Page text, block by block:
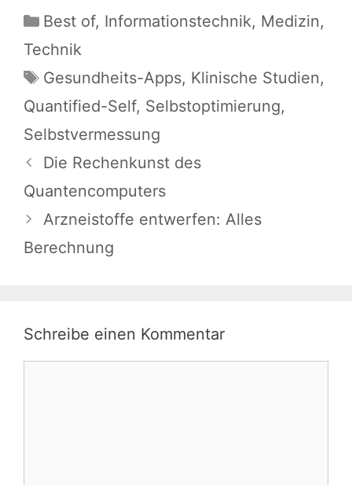
Kategorien
Best of, Informationstechnik, Medizin,
Technik
Schlagwörter
Gesundheits-Apps, Klinische Studien,
Quantified-Self, Selbstoptimierung,
Selbstvermessung
Die Rechenkunst des
Quantencomputers
Arzneistoffe entwerfen: Alles
Berechnung
Schreibe einen Kommentar